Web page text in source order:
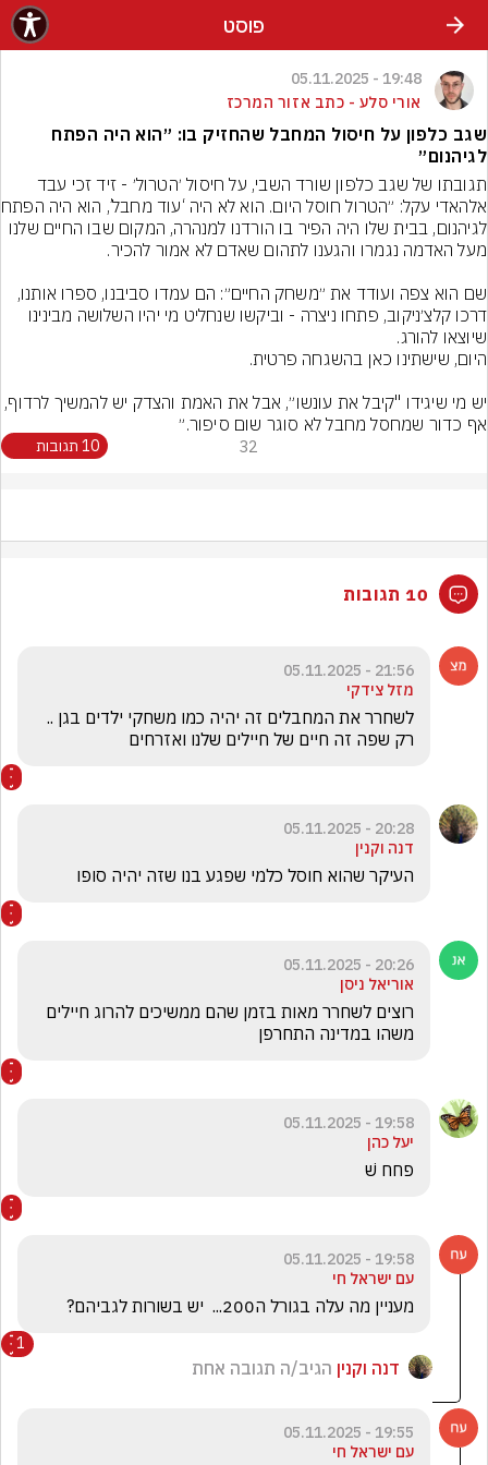
פוסט
19:48 - 05.11.2025
אורי סלע - כתב אזור המרכז
שגב כלפון על חיסול המחבל שהחזיק בו: ״הוא היה הפתח
לגיהנום״
אף כדור שמחסל מחבל לא סוגר שום סיפור.״
32 10 תגובות
10 תגובות
21:56 - 05.11.2025
מזל צידקי
רק שפה זה חיים של חיילים שלנו ואזרחים
20:28 - 05.11.2025
דנה וקנין
העיקר שהוא חוסל כלמי שפגע בנו שזה יהיה סופו
20:26 - 05.11.2025
אוריאל ניסן
משהו במדינה התחרפן
19:58 - 05.11.2025
יעל כהן
פחח שׁ
19:58 - 05.11.2025
עם ישראל חי
מעניין מה עלה בגורל ה200...  יש בשורות לגביהם?
1
דנה וקנין הגיב/ה תגובה אחת
19:55 - 05.11.2025
עם ישראל חי